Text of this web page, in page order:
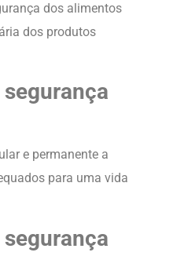
dos alimentos
dos produtos
e permanente a
para uma vida